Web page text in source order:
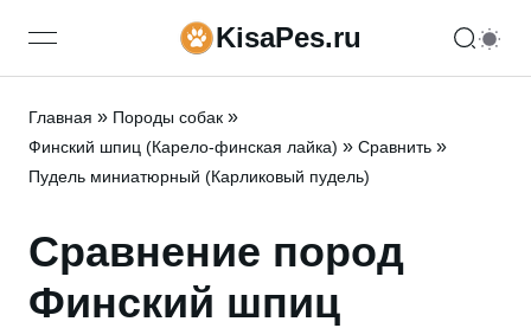
open navigation menuKisaPes.ru
Главная » Породы собак »
Финский шпиц (Карело-финская лайка) » Сравнить »
Пудель миниатюрный (Карликовый пудель)
Сравнение пород
Финский шпиц